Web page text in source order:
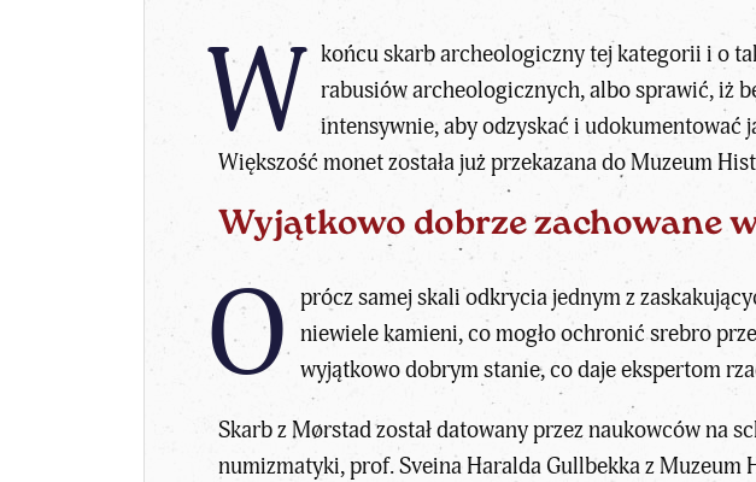
W końcu skarb archeologiczny tej kategorii i o
rabusiów archeologicznych, albo sprawić, iż
intensywnie, aby odzyskać i udokumentować
Większość monet została już przekazana do Muzeum
Wyjątkowo dobrze zachowane
O prócz samej skali odkrycia jednym z
niewiele kamieni, co mogło ochronić srebro
wyjątkowo dobrym stanie, co daje ekspertom
Skarb z Mørstad został datowany przez naukowców na
numizmatyki, prof. Sveina Haralda Gullbekka z